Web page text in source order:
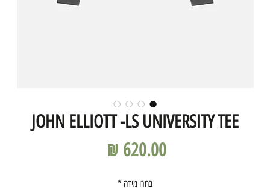
JOHN ELLIOTT -LS UNIVERSITY TEE
בחרו מידה *